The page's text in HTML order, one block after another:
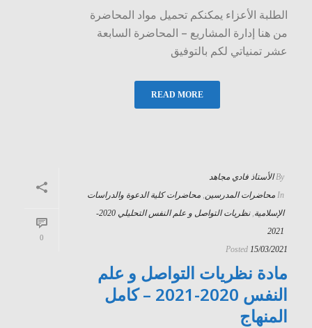
الطلبة الأعزاء يمكنكم تحميل مواد المحاضرة
من هنا إدارة المشاريع – المحاضرة السابعة
عشر تمنياتي لكم بالتوفيق
READ MORE
0
By الأستاذ فادي مجاهد
In محاضرات المدرسين, محاضرات كلية الدعوة والدراسات
الإسلامية,
نظريات التواصل و علم النفس التحليلي 2020-
2021
Posted 15/03/2021
مادة نظريات التواصل و علم
النفس 2020-2021 – كامل
المنهاج